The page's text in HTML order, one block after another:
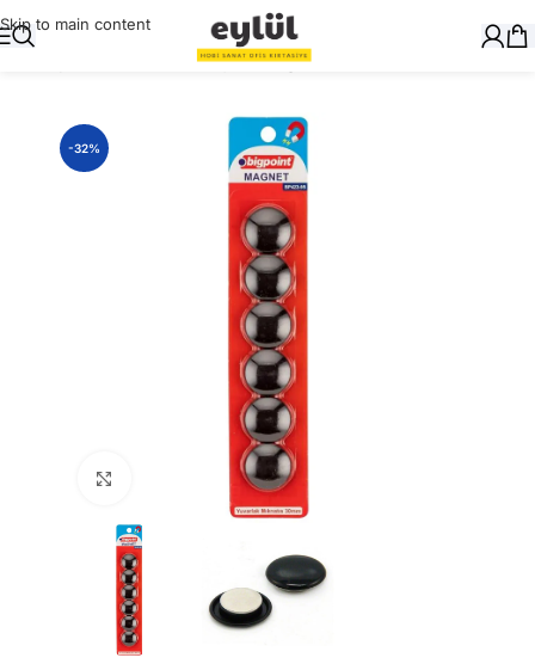
Skip to main content
Masaüstü Gereçler/Magnetler
-32%
Büyütmek için tıklayın